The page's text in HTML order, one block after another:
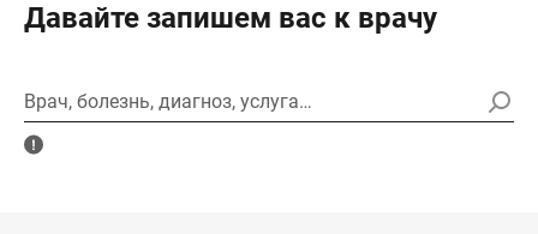
Давайте запишем вас к врачу
Врач, болезнь, диагноз, услуга…